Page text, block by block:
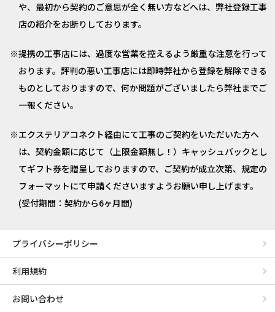
や、最初から契約のご意思が全く無い方などへは、弊社登録工事
店の紹介をお断りしております。
提携の工事店には、過度な営業を控えるよう厳重な注意を行って
おります。評判の悪い工事店には即時弊社から登録を解除できる
ものとしておりますので、何か問題がございましたら弊社までご
一報ください。
エクステリアコネクト経由にて工事のご契約をいただいた方へ
は、契約金額に応じて（上限金額無し！）キャッシュバックとし
てギフト券を贈呈しておりますので、ご契約が成立次第、規定の
フォーマットにて申請くださいますようお願い申し上げます。
(受付期間：契約から6ヶ月間)
プライバシーポリシー
利用規約
お問い合わせ